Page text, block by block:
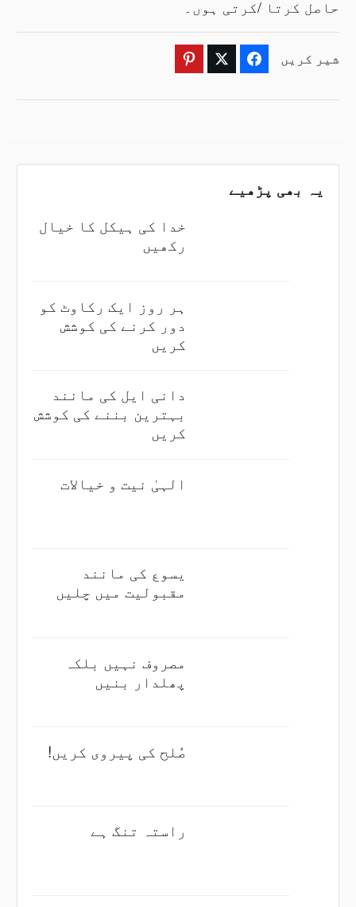
حاصل کرتا /کرتی ہوں۔
شیر کریں Facebook
Twitter
یہ بھی پڑھیے
خدا کی ہیکل کا خیال
رکھیں
ہر روز ایک رکاوٹ کو
دور کرنے کی کوشش
کریں
دانی ایل کی مانند
بہترین بننے کی کوشش
کریں
الہیٰ نیت و خیالات
یسوع کی مانند
مقبولیت میں چلیں
مصروف نہیں بلکہ
پھلدار بنیں
صُلح کی پیروی کریں!
راستہ تنگ ہے